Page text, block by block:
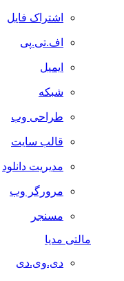
اشتراک فایل
اف.تی.پی
ایمیل
شبکه
طراحی وب
قالب سایت
مدیریت دانلود
مرورگر وب
مسنجر
مالتی مدیا
دی.وی.دی